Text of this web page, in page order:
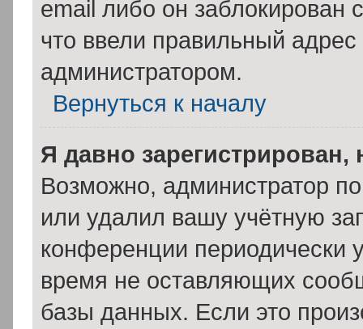
email либо он
что ввели правильный
администратором.
Вернуться к началу
Я давно
Возможно, администратор
или удалил вашу учётную
конференции периодически
время не оставляющих
базы данных. Если это